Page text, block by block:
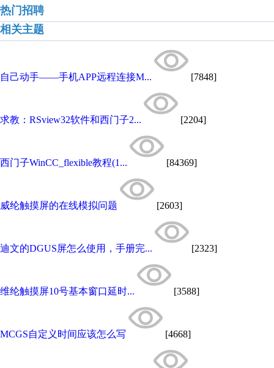
热门招聘
相关主题
自己动手——手机APP远程连接M... [7848]
求教：RSview32软件和西门子2... [2204]
西门子WinCC_flexible教程(1... [84369]
威纶触摸屏的在线模拟问题 [2603]
迪文的DGUS屏怎么使用，手册完... [2323]
维纶触摸屏10号基本窗口延时... [3588]
MCGS自定义时间应该怎么写 [4668]